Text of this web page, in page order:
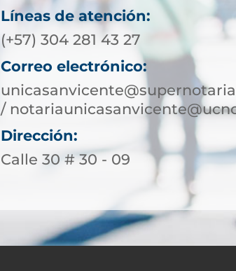
Líneas de atención:
(+57) 304 281 43 27
Correo electrónico:
/
Dirección:
Calle 30 # 30 - 09